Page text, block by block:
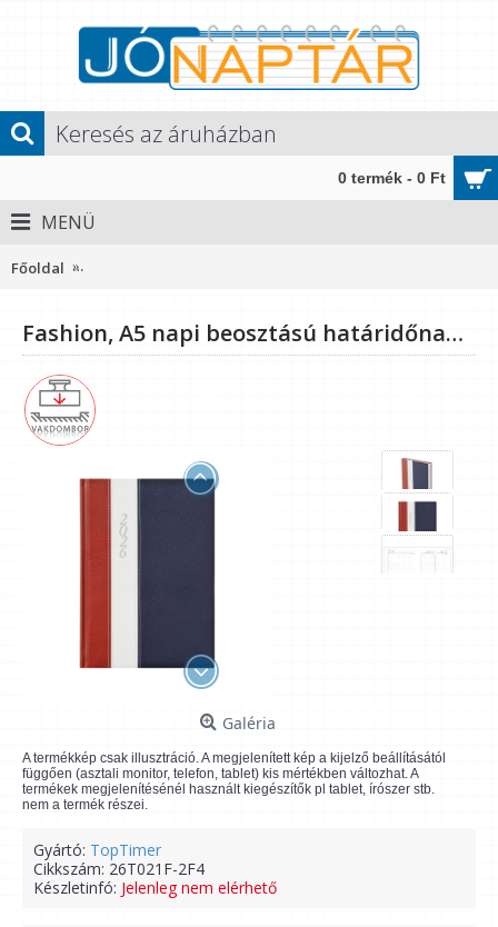
0 termék - 0 Ft
MENÜ
Főoldal
Fashion, A5 napi beosztású határidőnapló, Bordó-Fehér-Kék
Galéria
A termékkép csak illusztráció. A megjelenített kép a kijelző beállításától
függően (asztali monitor, telefon, tablet) kis mértékben változhat. A
termékek megjelenítésénél használt kiegészítők pl tablet, írószer stb.
nem a termék részei.
Gyártó: TopTimer
Cikkszám: 26T021F-2F4
Készletinfó: Jelenleg nem elérhető